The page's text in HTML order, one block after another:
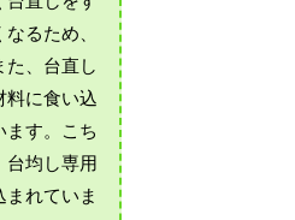
るため、
た、台直し
料に食い込
ます。こち
台均し専用
れていま